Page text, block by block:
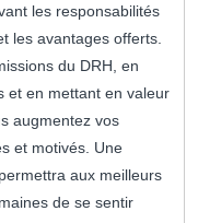
les responsabilités
les avantages offerts.
du DRH, en
et en mettant en valeur
augmentez vos
et motivés. Une
aux meilleurs
de se sentir